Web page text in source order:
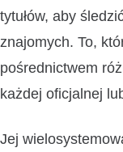
tytułów, aby
znajomych. To,
pośrednictwem
każdej oficjalnej
Jej